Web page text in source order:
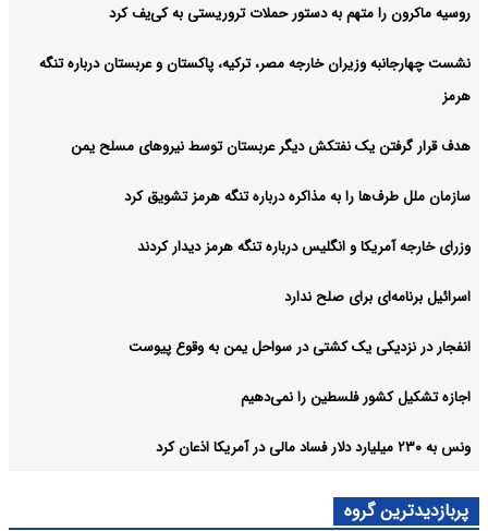
روسیه ماکرون را متهم به دستور حملات تروریستی به کی‌یف کرد
نشست چهارجانبه وزیران خارجه مصر، ترکیه، پاکستان و عربستان درباره تنگه
هرمز
هدف قرار گرفتن یک نفتکش دیگر عربستان توسط نیروهای مسلح یمن
سازمان ملل طرف‌ها را به مذاکره درباره تنگه هرمز تشویق کرد
وزرای خارجه آمریکا و انگلیس درباره تنگه هرمز دیدار کردند
اسرائیل برنامه‌ای برای صلح ندارد
انفجار در نزدیکی یک کشتی در سواحل یمن به وقوع پیوست
اجازه تشکیل کشور فلسطین را نمی‌دهیم
ونس به ۲۳۰ میلیارد دلار فساد مالی در آمریکا اذعان کرد
پربازدیدترین گروه